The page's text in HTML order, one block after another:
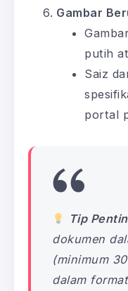
Gambar
putih
Saiz
portal
Tip
dokumen
(minimum
dalam